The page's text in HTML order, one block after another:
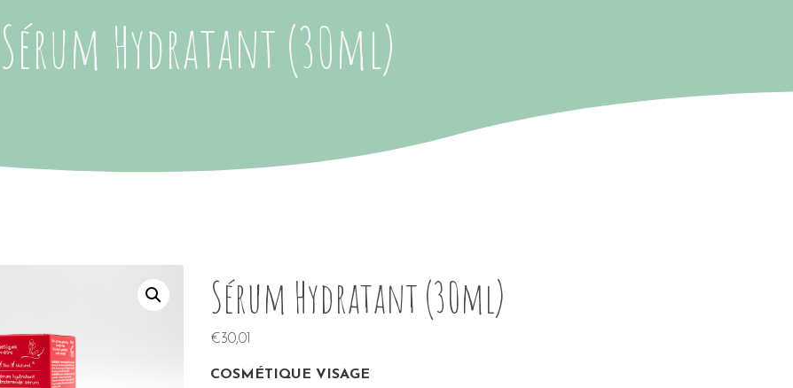
Sérum Hydratant (30ml)
Sérum Hydratant (30ml)
€30,01
COSMÉTIQUE VISAGE